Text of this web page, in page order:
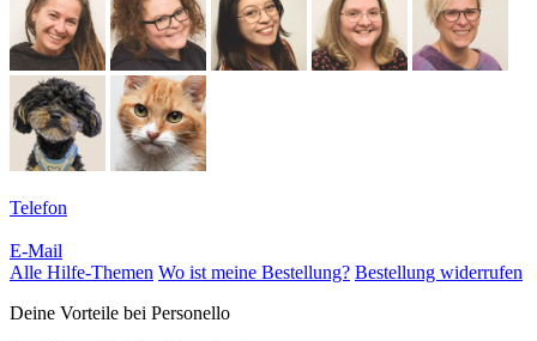
Telefon
E-Mail
Alle Hilfe-Themen Wo ist meine Bestellung? Bestellung widerrufen
Deine Vorteile bei Personello